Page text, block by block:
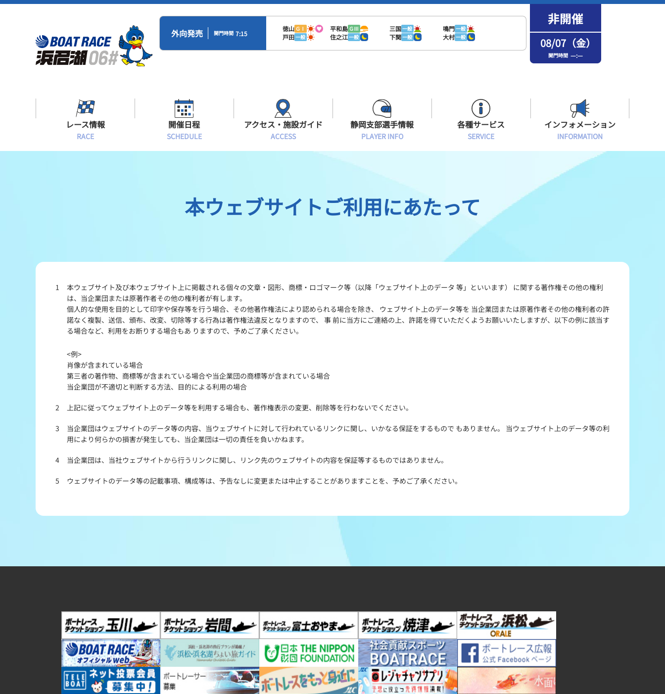
外向発売 開門時間 7:15
徳山 ＧⅠ 平和島 ＧⅢ 三国一般 鳴門一般
戸田一般 住之江一般 下関一般 大村一般 08/07（金）
開門時間 —:—
レース情報
RACE
モーター抽選結果・前検タイムランキング
企画レース
得点率ランキング
ボートデータ
出目データ
全国最近5節
水面特性・進入コース別情報
水面LIVE
開催日程
SCHEDULE
アクセス・施設ガイド
ACCESS
施設案内
有料席情報
外向発売所ウィンピア
Mooovi浜名湖
特別観覧施設ROKU浜名湖
場内フリーWi-Fiご案内
ボートレース浜名湖の楽しみ方
オラレ浜松
ボートレースチケットショップ富士おやま
ボートレースチケットショップ焼津
静岡支部選手情報
PLAYER INFO
選手募集
レーサーズファイル
各種サービス
SERVICE
メンバーズルーム会員
選手応援横断幕について
冠レース協賛キャンペーン
インフォメーション
INFORMATION
インフォメーション
本ウェブサイトご利用にあたって
1
本ウェブサイト及び本ウェブサイト上に掲載される個々の文章・図形、商標・ロゴマーク等（以降「ウェブサイト上のデータ 等」といいます） に関する著作権その他の権利
は、当企業団または原著作者その他の権利者が有します。
個人的な使用を目的として印字や保存等を行う場合、その他著作権法により認められる場合を除き、 ウェブサイト上のデータ等を 当企業団または原著作者その他の権利者の許
諾なく複製、送信、頒布、改変、切除等する行為は著作権法違反となりますので、 事 前に当方にご連絡の上、許諾を得ていただくようお願いいたしますが、以下の例に該当す
る場合など、利用をお断りする場合もあ りますので、予めご了承ください。
<例>
肖像が含まれている場合
第三者の著作物、商標等が含まれている場合や当企業団の商標等が含まれている場合
当企業団が不適切と判断する方法、目的による利用の場合
2 上記に従ってウェブサイト上のデータ等を利用する場合も、著作権表示の変更、削除等を行わないでください。
3
当企業団はウェブサイトのデータ等の内容、当ウェブサイトに対して行われているリンクに関し、いかなる保証をするもので もありません。 当ウェブサイト上のデータ等の利
用により何らかの損害が発生しても、当企業団は一切の責任を負いかねます。
4 当企業団は、当社ウェブサイトから行うリンクに関し、リンク先のウェブサイトの内容を保証等するものではありません。
5 ウェブサイトのデータ等の記載事項、構成等は、予告なしに変更または中止することがありますことを、予めご了承ください。